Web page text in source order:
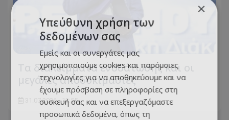
Τα διαλείμματα ενυδάτωσης και οι
μεγάλες αποδοκιμασίες
31.07.2026 - 13:55
×
Υπεύθυνη χρήση των
δεδομένων σας
Εμείς και οι συνεργάτες μας
χρησιμοποιούμε cookies και παρόμοιες
τεχνολογίες για να αποθηκεύουμε και να
έχουμε πρόσβαση σε πληροφορίες στη
συσκευή σας και να επεξεργαζόμαστε
προσωπικά δεδομένα, όπως τη